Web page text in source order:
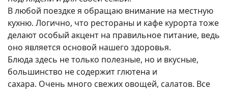
В любой поездке я обращаю внимание на местную
кухню. Логично, что рестораны и кафе курорта тоже
делают особый акцент на правильное питание, ведь
оно является основой нашего здоровья.
Блюда здесь не только полезные, но и вкусные,
большинство не содержит глютена и
сахара. Очень много свежих овощей, салатов. Все